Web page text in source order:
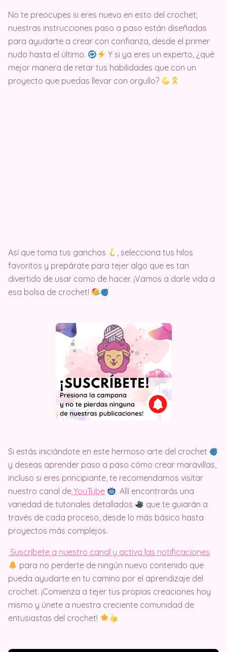
No te preocupes si eres nuevo en esto del crochet;
nuestras instrucciones paso a paso están diseñadas
para ayudarte a crear con confianza, desde el primer
nudo hasta el último.
Y si ya eres un experto, ¿qué
mejor manera de retar tus habilidades que con un
proyecto que puedas llevar con orgullo?
Así que toma tus ganchos
, selecciona tus hilos
favoritos y prepárate para tejer algo que es tan
divertido de usar como de hacer. ¡Vamos a darle vida a
esa bolsa de crochet!
Si estás iniciándote en este hermoso arte del crochet
y deseas aprender paso a paso cómo crear maravillas,
incluso si eres principiante, te recomendamos visitar
nuestro canal de YouTube
. Allí encontrarás una
variedad de tutoriales detallados
que te guiarán a
través de cada proceso, desde lo más básico hasta
proyectos más complejos.
Suscríbete a nuestro canal y activa las notificaciones
para no perderte de ningún nuevo contenido que
pueda ayudarte en tu camino por el aprendizaje del
crochet. ¡Comienza a tejer tus propias creaciones hoy
mismo y únete a nuestra creciente comunidad de
entusiastas del crochet!